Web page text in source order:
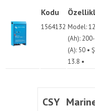
Kodu
1564132 Model:
(Ah):
(A): 50 •
13.8 •
CSY